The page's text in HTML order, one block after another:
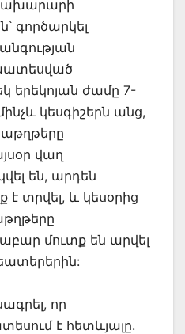
գործարկել
երեկոյան ժամը 7-
կեսգիշերն անց,
վաղ
են, արդեն
է տրվել, և կեսօրից
մուտք են արվել
որ
է հետևյալը.